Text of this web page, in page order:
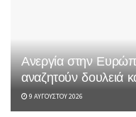
Ανεργία στην
αναζητούν δουλειά
9 ΑΥΓΟΎΣΤΟΥ 2026